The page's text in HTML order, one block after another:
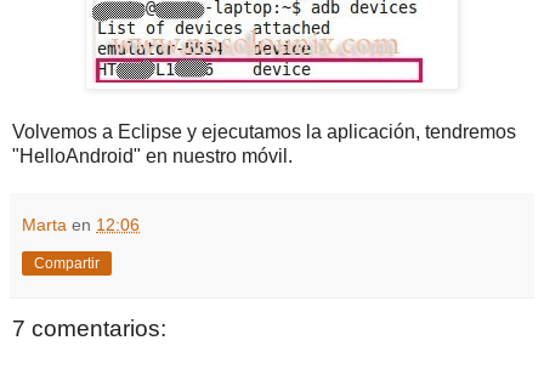
Volvemos a Eclipse y ejecutamos la aplicación, tendremos
"HelloAndroid" en nuestro móvil.
Marta en 12:06
Compartir
7 comentarios: